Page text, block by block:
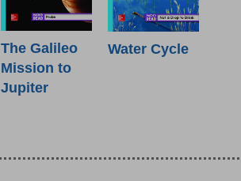
The Galileo
Mission to
Jupiter
Water Cycle